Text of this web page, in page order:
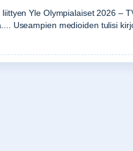
Yle Olympialaiset 2026 –
Useampien medioiden tulisi